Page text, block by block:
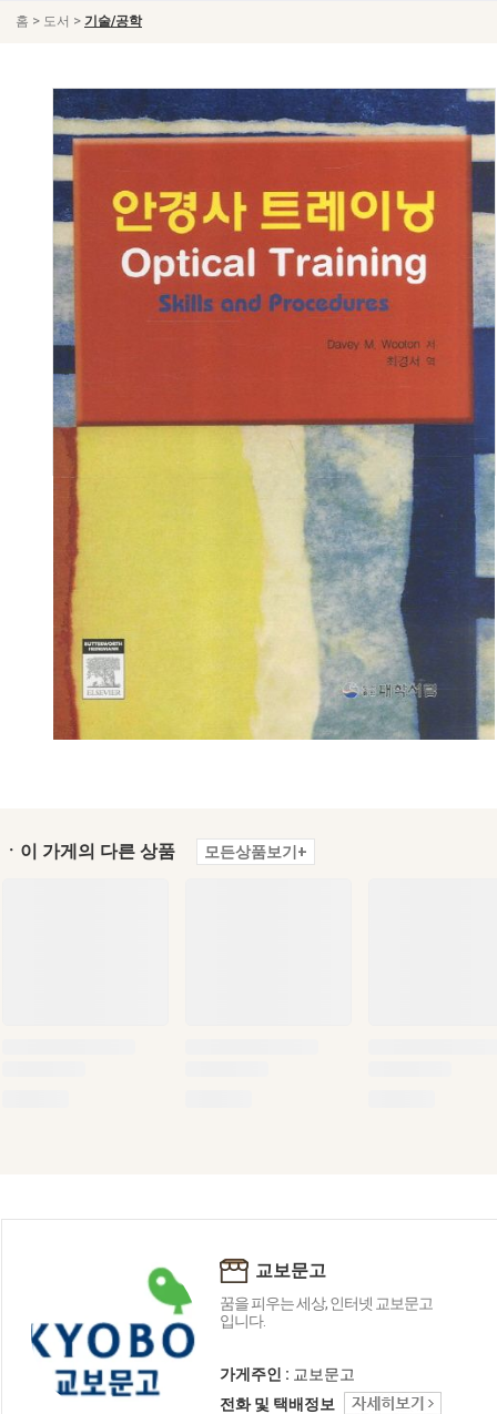
홈 > 도서 > 기술/공학
ㆍ이 가게의 다른 상품 모든상품보기+
교보문고
꿈을 피우는 세상, 인터넷 교보문고
입니다.
가게주인 : 교보문고
전화 및 택배정보